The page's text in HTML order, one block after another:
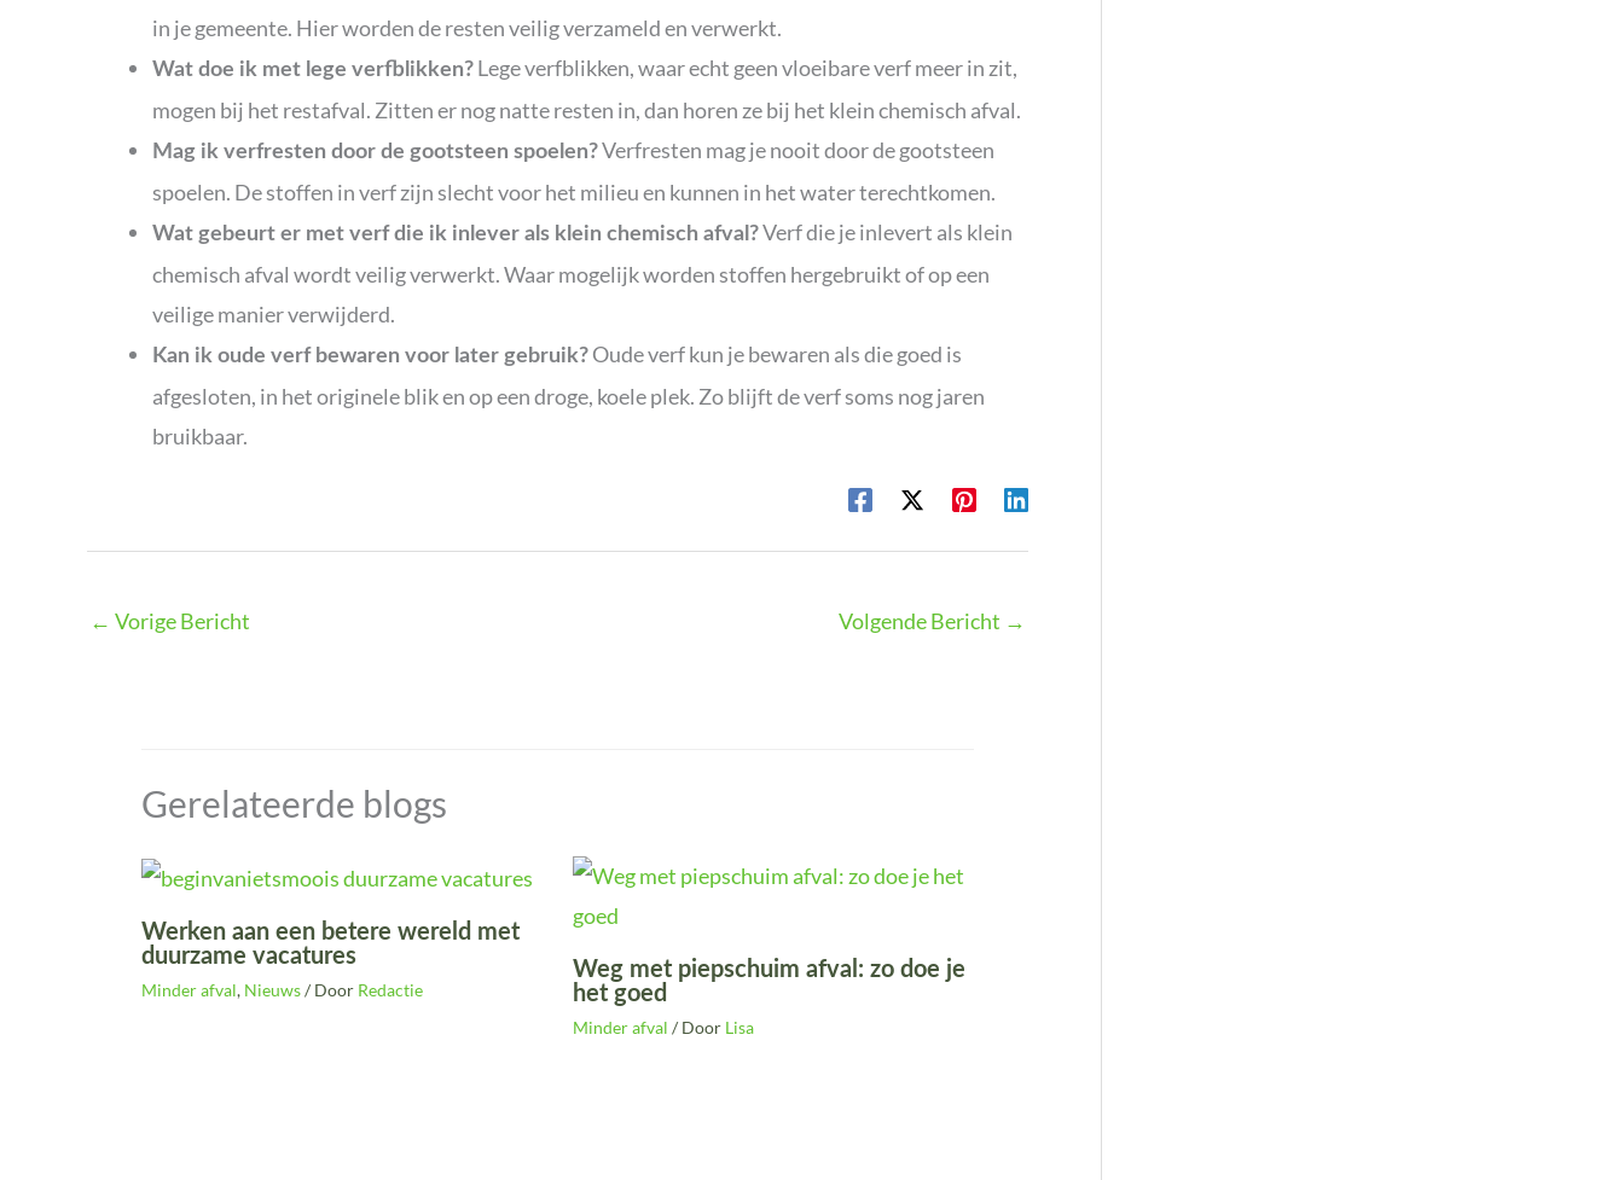
in je gemeente. Hier worden de resten veilig verzameld en verwerkt.
Wat doe ik met lege verfblikken? Lege verfblikken, waar echt geen vloeibare verf meer in zit,
mogen bij het restafval. Zitten er nog natte resten in, dan horen ze bij het klein chemisch afval.
Mag ik verfresten door de gootsteen spoelen?Verfresten mag je nooit door de gootsteen
spoelen. De stoffen in verf zijn slecht voor het milieu en kunnen in het water terechtkomen.
Wat gebeurt er met verf die ik inlever als klein chemisch afval?Verf die je inlevert als klein
chemisch afval wordt veilig verwerkt. Waar mogelijk worden stoffen hergebruikt of op een
veilige manier verwijderd.
Kan ik oude verf bewaren voor later gebruik? Oude verf kun je bewaren als die goed is
afgesloten, in het originele blik en op een droge, koele plek. Zo blijft de verf soms nog jaren
bruikbaar.
← Vorige Bericht Volgende Bericht →
Gerelateerde blogs
Werken aan een betere wereld met
duurzame vacatures
Minder afval, Nieuws/ Door Redactie
Weg met piepschuim afval: zo doe je
het goed
Minder afval / Door Lisa